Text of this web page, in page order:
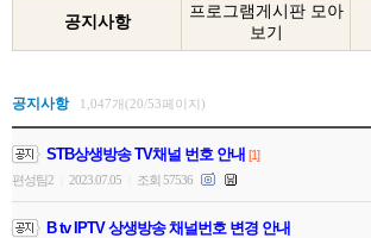
공지사항
프로그램게시판 모아
보기
공지사항 1,047개(20/53페이지)
STB상생방송 TV채널 번호 안내 [1]
편성팀2
2023.07.05 조회 57536
B tv IPTV 상생방송 채널번호 변경 안내